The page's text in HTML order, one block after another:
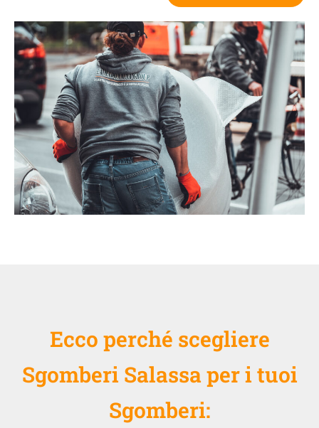
Ecco perché scegliere
Sgomberi Salassa per i tuoi
Sgomberi: